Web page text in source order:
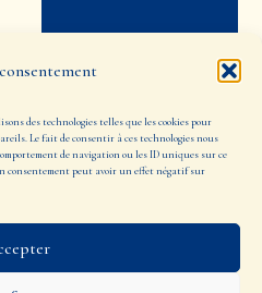
des technologies telles que les cookies pour
Le fait de consentir à ces technologies nous
de navigation ou les ID uniques sur ce
consentement peut avoir un effet négatif sur